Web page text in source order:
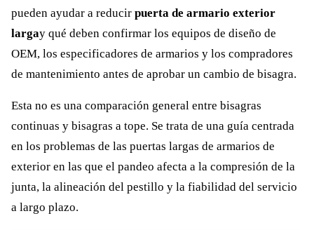
pueden ayudar a reducir puerta de armario exterior
largay qué deben confirmar los equipos de diseño de
OEM, los especificadores de armarios y los compradores
de mantenimiento antes de aprobar un cambio de bisagra.
Esta no es una comparación general entre bisagras
continuas y bisagras a tope. Se trata de una guía centrada
en los problemas de las puertas largas de armarios de
exterior en las que el pandeo afecta a la compresión de la
junta, la alineación del pestillo y la fiabilidad del servicio
a largo plazo.